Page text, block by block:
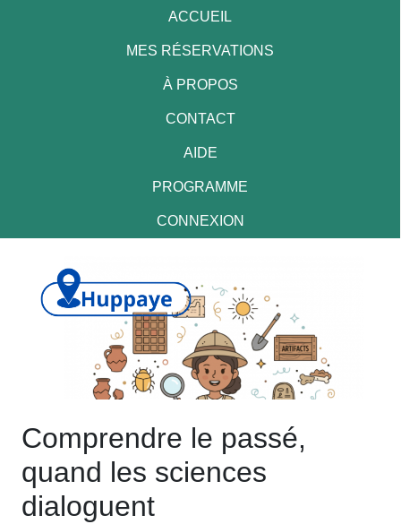
ACCUEIL
MES RÉSERVATIONS
À PROPOS
CONTACT
AIDE
PROGRAMME
CONNEXION
Comprendre le passé,
quand les sciences
dialoguent